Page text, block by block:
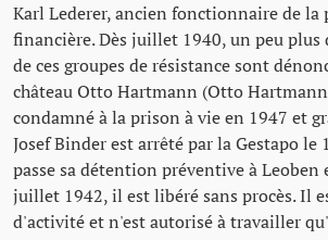
Karl Lederer, ancien fonctionnaire de la
financière. Dès juillet 1940, un peu plus
de ces groupes de résistance sont
château Otto Hartmann (Otto
condamné à la prison à vie en 1947 et
Josef Binder est arrêté par la Gestapo
passe sa détention préventive à Leoben
juillet 1942, il est libéré sans procès. Il
d'activité et n'est autorisé à travailler